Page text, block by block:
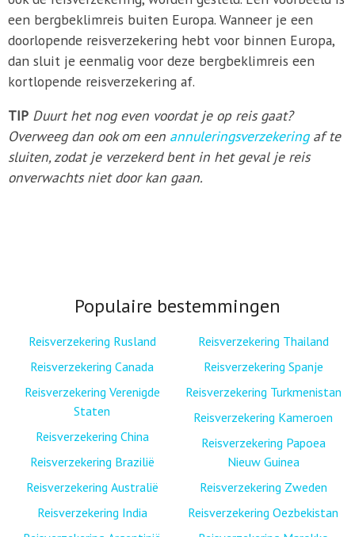
een bergbeklimreis buiten Europa. Wanneer je een
doorlopende reisverzekering hebt voor binnen Europa,
dan sluit je eenmalig voor deze bergbeklimreis een
kortlopende reisverzekering af.
TIP Duurt het nog even voordat je op reis gaat?
Overweeg dan ook om een annuleringsverzekeringaf te
sluiten, zodat je verzekerd bent in het geval je reis
onverwachts niet door kan gaan.
Populaire bestemmingen
Reisverzekering Rusland
Reisverzekering Canada
Reisverzekering Verenigde
Staten
Reisverzekering China
Reisverzekering Brazilië
Reisverzekering Australië
Reisverzekering India
Reisverzekering Thailand
Reisverzekering Spanje
Reisverzekering Turkmenistan
Reisverzekering Kameroen
Reisverzekering Papoea
Nieuw Guinea
Reisverzekering Zweden
Reisverzekering Oezbekistan